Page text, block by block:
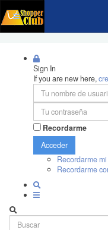
Sign In
If you are new here,
Recordarme
Acceder
Recordarme
Recordarme